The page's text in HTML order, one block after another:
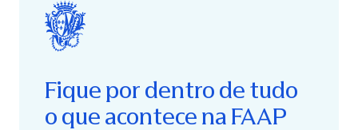
Fique por dentro de tudo
o que acontece na FAAP